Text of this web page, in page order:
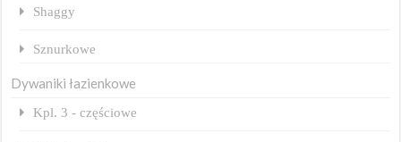
Shaggy
Sznurkowe
Dywaniki łazienkowe
Kpl. 3 - częściowe